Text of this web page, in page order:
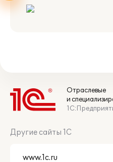
Отраслевые
и
Другие сайты 1С